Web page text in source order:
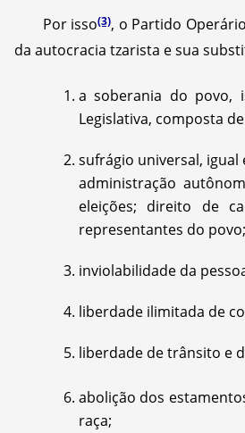
Por isso(3), o Partido
da autocracia tzarista e sua
a soberania do povo,
Legislativa, composta
sufrágio universal,
administração
eleições; direito de
representantes do povo;
inviolabilidade da
liberdade ilimitada de
liberdade de trânsito e
abolição dos
raça;